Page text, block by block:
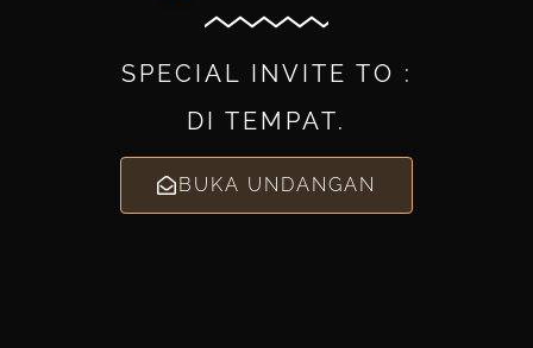
SPECIAL INVITE TO :
DI TEMPAT.
BUKA UNDANGAN